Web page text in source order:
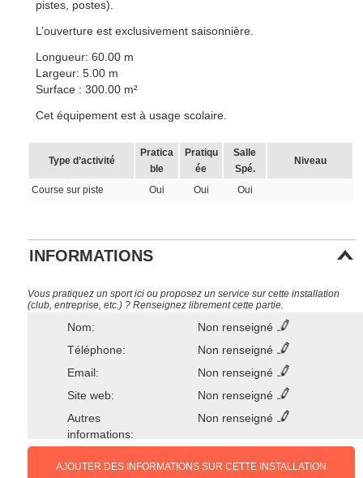
pistes, postes).
L’ouverture est exclusivement saisonnière.
Longueur: 60.00 m
Largeur: 5.00 m
Surface : 300.00 m²
Cet équipement est à usage scolaire.
Type d’activité
Pratica
ble
Pratiqu
ée
Salle
Spé.
Niveau
Course sur piste Oui Oui Oui
INFORMATIONS
Vous pratiquez un sport ici ou proposez un service sur cette installation
(club, entreprise, etc.) ? Renseignez librement cette partie.
Nom:
Non renseigné
Téléphone:
Non renseigné
Email:
Non renseigné
Site web:
Non renseigné
Autres
informations:
Non renseigné
AJOUTER DES INFORMATIONS SUR CETTE INSTALLATION